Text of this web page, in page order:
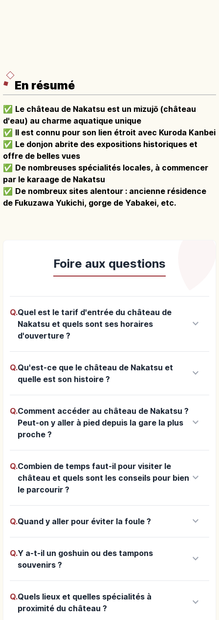
En résumé
✅ Le château de Nakatsu est un mizujō (château
d'eau) au charme aquatique unique
✅ Il est connu pour son lien étroit avec Kuroda Kanbei
✅ Le donjon abrite des expositions historiques et
offre de belles vues
✅ De nombreuses spécialités locales, à commencer
par le karaage de Nakatsu
✅ De nombreux sites alentour : ancienne résidence
de Fukuzawa Yukichi, gorge de Yabakei, etc.
Foire aux questions
Q.Quel est le tarif d'entrée du château de
Nakatsu et quels sont ses horaires
d'ouverture ?
keyboard_arrow_down
Q.Qu'est-ce que le château de Nakatsu et
quelle est son histoire ?
keyboard_arrow_down
Q.Comment accéder au château de Nakatsu ?
Peut-on y aller à pied depuis la gare la plus
proche ?
keyboard_arrow_down
Q.Combien de temps faut-il pour visiter le
château et quels sont les conseils pour bien
le parcourir ?
keyboard_arrow_down
Q.Quand y aller pour éviter la foule ? keyboard_arrow_down
Q.Y a-t-il un goshuin ou des tampons
souvenirs ?
keyboard_arrow_down
Q.Quels lieux et quelles spécialités à
proximité du château ?
keyboard_arrow_down